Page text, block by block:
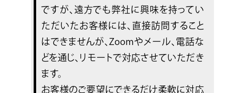
ですが、遠方でも弊社に興味を持ってい
ただいたお客様には、直接訪問すること
はできませんが、Zoomやメール、電話な
どを通じ、リモートで対応させていただき
ます。
お客様のご要望にできるだけ柔軟に対応